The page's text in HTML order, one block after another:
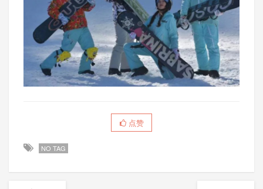
点赞
NO TAG